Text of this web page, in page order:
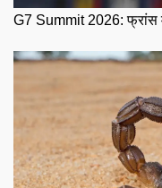
G7 Summit 2026: